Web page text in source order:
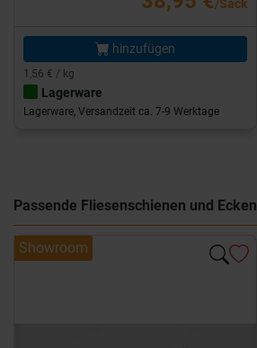
/Sack
hinzufügen
1,56 € / kg
Lagerware
Lagerware, Versandzeit ca. 7-9 Werktage
Passende Fliesenschienen und Ecken
Showroom